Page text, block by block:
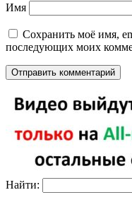
Имя
Сохранить моё имя,
последующих моих
Найти: